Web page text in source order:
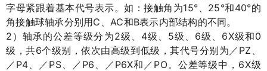
字母紧跟着基本代号表示。如：接触角为15° 25°和40°的
角接触球轴承分别用 C AC和B表示内部结构的不同。
2 ）轴承的公差等级分为2级、 4级、 5级、 6级、 6X级和0
级，共6个级别，依次由高级到低级，其代号分别为／ PZ
／ P4 、／ PS、／ P6 、／ P6X和／ PO。公差等级中， 6X级